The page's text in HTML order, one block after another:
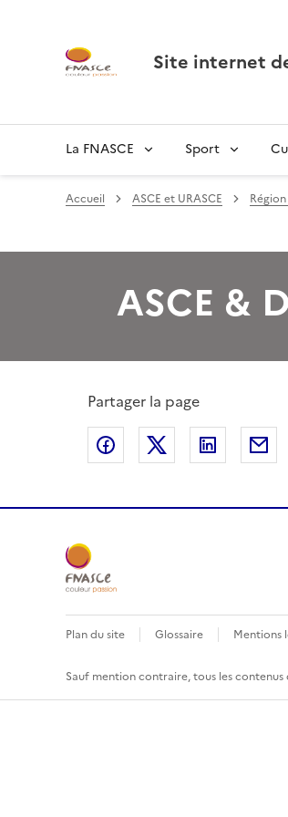
Site internet
La FNASCE Sport
Accueil ASCE et URASCE
ASCE &
Partager la page
Partager sur Facebook
Partager sur X
Plan du site Glossaire Mentions
Sauf mention contraire, tous les contenus